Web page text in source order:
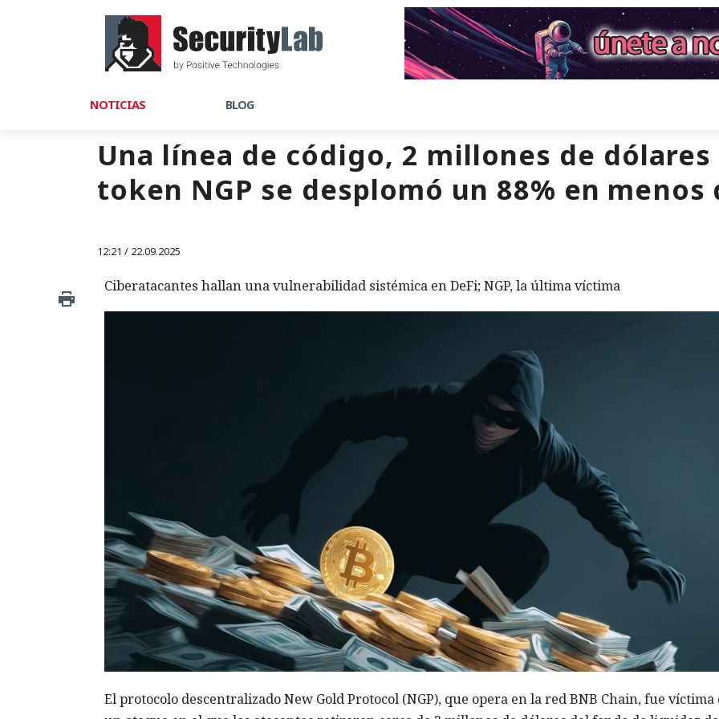
NOTICIAS BLOG
Una línea de código, 2 millones de
token NGP se desplomó un 88% en menos
12:21 / 22.09.2025
Ciberatacantes hallan una vulnerabilidad sistémica en DeFi; NGP, la última víctima
El protocolo descentralizado New Gold Protocol (NGP), que opera en la red BNB Chain, fue víctima